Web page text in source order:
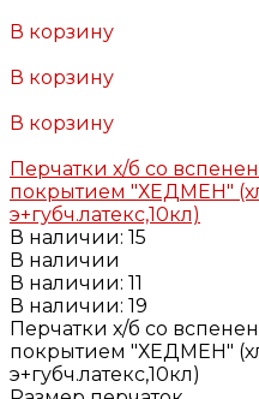
В корзину
В корзину
В корзину
Перчатки х/б со
покрытием "ХЕДМЕН"
э+губч.латекс,10кл)
В наличии: 15
В наличии
В наличии: 11
В наличии: 19
Перчатки х/б со
покрытием "ХЕДМЕН"
э+губч.латекс,10кл)